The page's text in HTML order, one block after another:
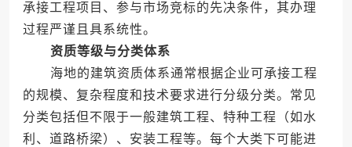
承接工程项目、参与市场竞标的先决条件，其办理
过程严谨且具系统性。
资质等级与分类体系
海地的建筑资质体系通常根据企业可承接工程
的规模、复杂程度和技术要求进行分级分类。常见
分类包括但不限于一般建筑工程、特种工程（如水
利、道路桥梁）、安装工程等。每个大类下可能进